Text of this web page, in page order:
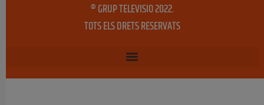
® GRUP TELEVISIO 2022.
TOTS ELS DRETS RESERVATS